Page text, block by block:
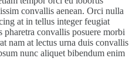
convallis aenean. Orci nulla
at in tellus integer feugiat
pharetra convallis posuere morbi
nam at lectus urna duis convallis
nunc aliquet bibendum enim